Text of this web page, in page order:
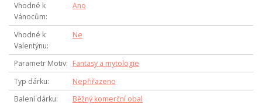
Vhodné k
Vánocům
Ano
Vhodné k
Valentýnu
Ne
Parametr Motiv
Fantasy a mytologie
Typ dárku
Nepřiřazeno
Balení dárku
Běžný komerční obal